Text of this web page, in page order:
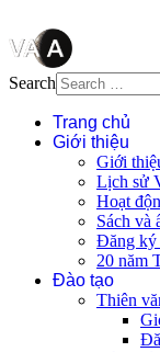
Search
Trang chủ
Giới thiệu
Giới
Lịch sử
Hoạt
Sách và
Đăng ký
20 năm
Đào tạo
Thiên